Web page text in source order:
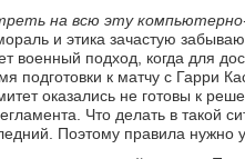
на всю эту
и этика зачастую
военный подход, когда для
подготовки к матчу с Гарри
оказались не готовы к
Что делать в такой
Поэтому правила нужно